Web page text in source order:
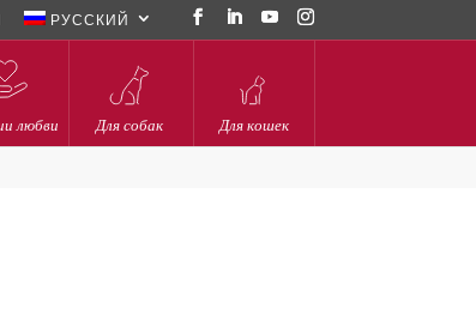
РУССКИЙ
любви Для собак Для кошек